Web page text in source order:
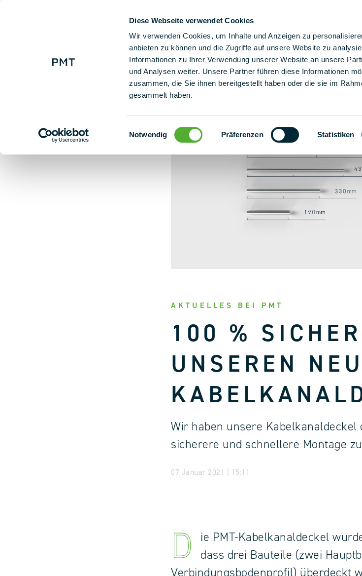
Diese Webseite verwendet Cookies
Wir verwenden Cookies, um Inhalte und Anzeigen zu
anbieten zu können und die Zugriffe auf unsere Website zu
Informationen zu Ihrer Verwendung unserer Website an unsere
und Analysen weiter. Unsere Partner führen diese Informationen
zusammen, die Sie ihnen bereitgestellt haben oder die sie im
gesammelt haben.
Einwilligungsauswahl
Notwendig Präferenzen Statistiken
+ 49 (0) 9225 95500 Unsere Montagelösungen
AKTUELLES BEI PMT
100 %
UNSEREN
Wir haben unsere Kabelkanaldeckel
sicherere und schnellere Montage
07 Januar 2021 | 15:11
D
ie PMT-Kabelkanaldeckel
dass drei Bauteile (zwei
Verbindungsbodenprofil) überdeckt